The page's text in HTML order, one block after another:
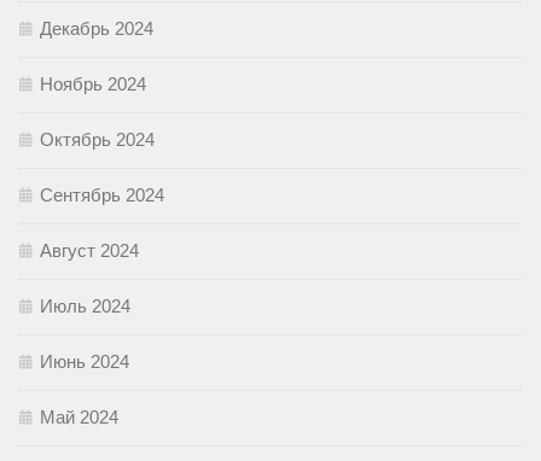
Декабрь 2024
Ноябрь 2024
Октябрь 2024
Сентябрь 2024
Август 2024
Июль 2024
Июнь 2024
Май 2024